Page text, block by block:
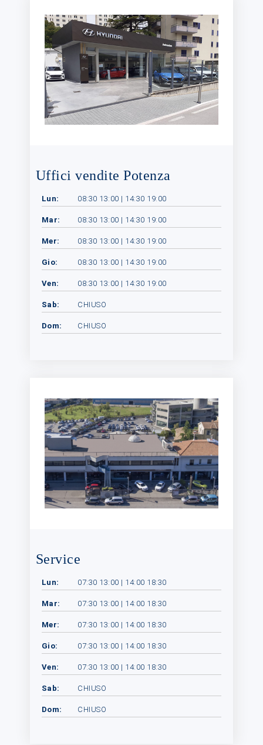
Uffici vendite Potenza
Lun: 08:30 13:00 | 14:30 19:00
Mar: 08:30 13:00 | 14:30 19:00
Mer: 08:30 13:00 | 14:30 19:00
Gio: 08:30 13:00 | 14:30 19:00
Ven: 08:30 13:00 | 14:30 19:00
Sab: CHIUSO
Dom: CHIUSO
Service
Lun: 07:30 13:00 | 14:00 18:30
Mar: 07:30 13:00 | 14:00 18:30
Mer: 07:30 13:00 | 14:00 18:30
Gio: 07:30 13:00 | 14:00 18:30
Ven: 07:30 13:00 | 14:00 18:30
Sab: CHIUSO
Dom: CHIUSO